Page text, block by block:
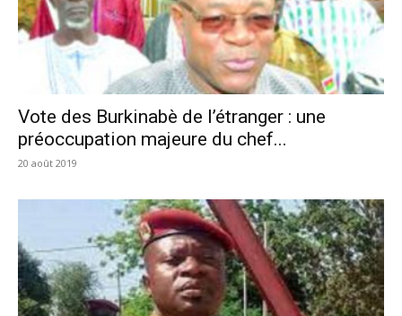
Vote des Burkinabè de l’étranger : une
préoccupation majeure du chef...
20 août 2019